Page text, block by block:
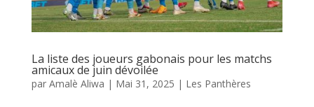
La liste des joueurs gabonais pour les matchs
amicaux de juin dévoilée
par Amalè Aliwa | Mai 31, 2025 | Les Panthères